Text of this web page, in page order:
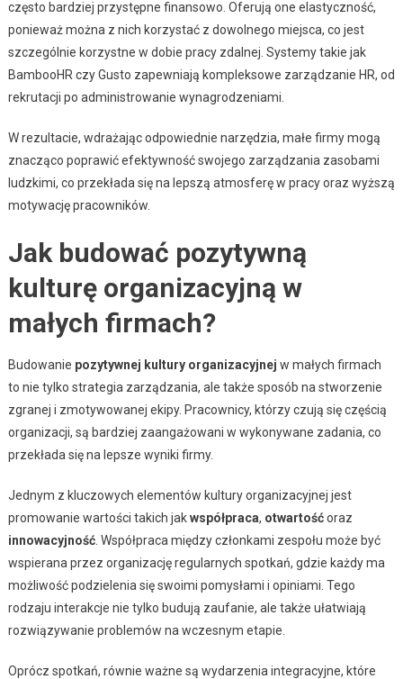
często bardziej przystępne finansowo. Oferują one elastyczność,
ponieważ można z nich korzystać z dowolnego miejsca, co jest
szczególnie korzystne w dobie pracy zdalnej. Systemy takie jak
BambooHR czy Gusto zapewniają kompleksowe zarządzanie HR, od
rekrutacji po administrowanie wynagrodzeniami.
W rezultacie, wdrażając odpowiednie narzędzia, małe firmy mogą
znacząco poprawić efektywność swojego zarządzania zasobami
ludzkimi, co przekłada się na lepszą atmosferę w pracy oraz wyższą
motywację pracowników.
Jak budować pozytywną
kulturę organizacyjną w
małych firmach?
Budowanie pozytywnej kultury organizacyjnej w małych firmach
to nie tylko strategia zarządzania, ale także sposób na stworzenie
zgranej i zmotywowanej ekipy. Pracownicy, którzy czują się częścią
organizacji, są bardziej zaangażowani w wykonywane zadania, co
przekłada się na lepsze wyniki firmy.
Jednym z kluczowych elementów kultury organizacyjnej jest
promowanie wartości takich jakwspółpraca, otwartośćoraz
innowacyjność. Współpraca między członkami zespołu może być
wspierana przez organizację regularnych spotkań, gdzie każdy ma
możliwość podzielenia się swoimi pomysłami i opiniami. Tego
rodzaju interakcje nie tylko budują zaufanie, ale także ułatwiają
rozwiązywanie problemów na wczesnym etapie.
Oprócz spotkań, równie ważne są wydarzenia integracyjne, które